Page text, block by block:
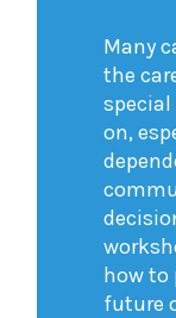
Many
the
special
on,
how to
future